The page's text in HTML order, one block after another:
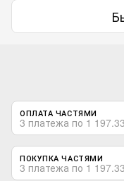
ОПЛАТА ЧАСТЯМИ
3 платежа по 1
ПОКУПКА ЧАСТЯМИ
3 платежа по 1